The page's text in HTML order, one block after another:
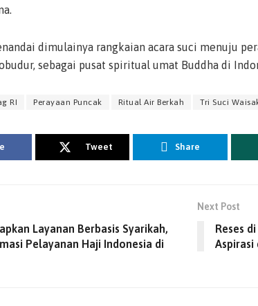
dimulainya rangkaian acara suci menuju
sebagai pusat spiritual umat Buddha di
RI Perayaan Puncak Ritual Air Berkah Tri Suci
Tweet Share
Layanan Berbasis Syarikah,
Pelayanan Haji Indonesia di
Next Post
Reses
Aspirasi